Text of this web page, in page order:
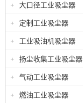
+ 大口径工业吸尘器
+ 定制工业吸尘器
+ 工业吸油机吸尘器
+ 扬尘收集工业吸尘器
+ 气动工业吸尘器
+ 燃油工业吸尘器